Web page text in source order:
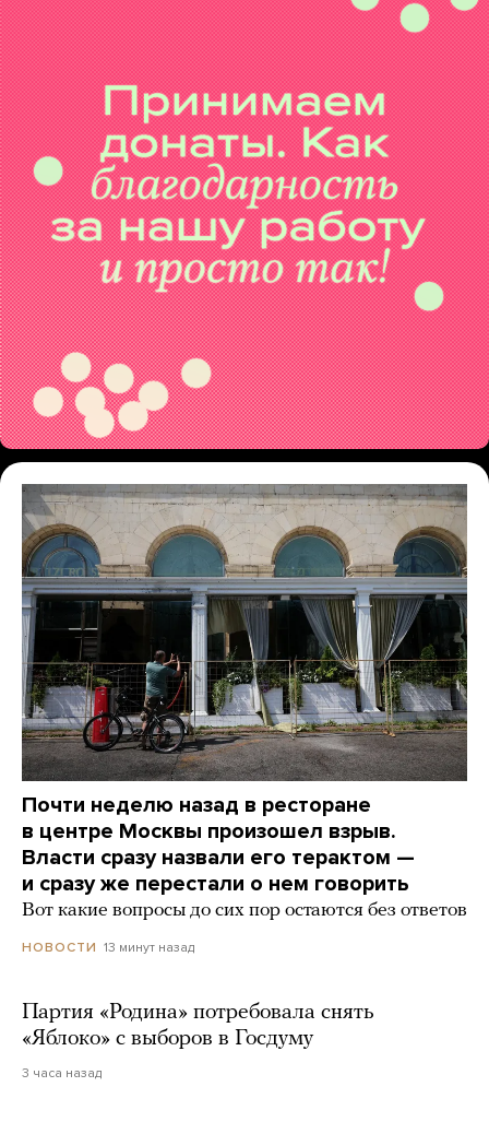
Почти неделю назад в ресторане
в центре Москвы произошел взрыв.
Власти сразу назвали его терактом —
и сразу же перестали о нем говорить
Вот какие вопросы до сих пор остаются без ответов
НОВОСТИ 13 минут назад
Партия «Родина» потребовала снять
«Яблоко» с выборов в Госдуму
3 часа назад